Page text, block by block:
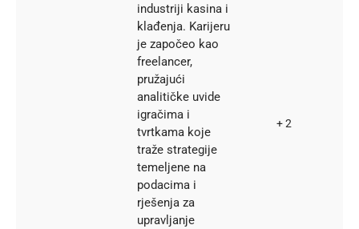
industriji kasina i
klađenja. Karijeru
je započeo kao
freelancer,
pružajući
analitičke uvide
igračima i
tvrtkama koje
traže strategije
temeljene na
podacima i
rješenja za
upravljanje
+ 2